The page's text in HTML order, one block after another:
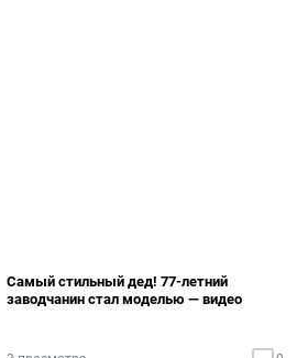
Самый стильный дед! 77-летний
заводчанин стал моделью — видео